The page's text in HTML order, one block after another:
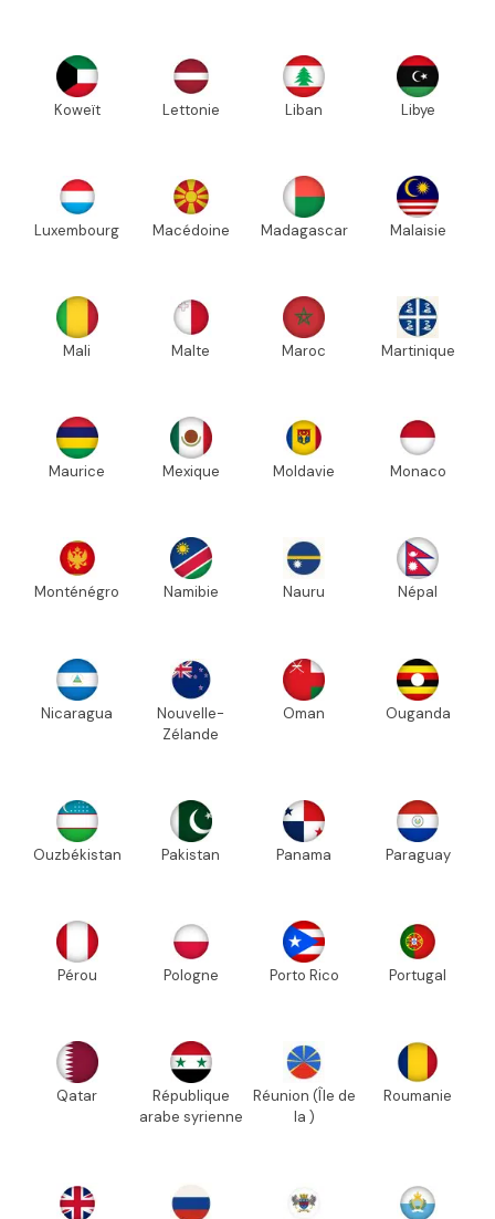
Koweït Lettonie Liban Libye
Luxembourg Macédoine Madagascar Malaisie
Mali Malte Maroc Martinique
Maurice Mexique Moldavie Monaco
Monténégro Namibie Nauru Népal
Nicaragua
Nouvelle-
Zélande
Oman Ouganda
Ouzbékistan Pakistan Panama Paraguay
Pérou Pologne Porto Rico Portugal
Qatar
République
arabe syrienne
Réunion (Île de
la )
Roumanie